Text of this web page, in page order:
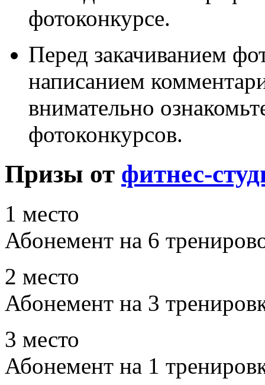
фотоконкурсе.
Перед закачиванием
написанием
внимательно
фотоконкурсов.
Призы от фитнес-
1 место
Абонемент на 6
2 место
Абонемент на 3
3 место
Абонемент на 1